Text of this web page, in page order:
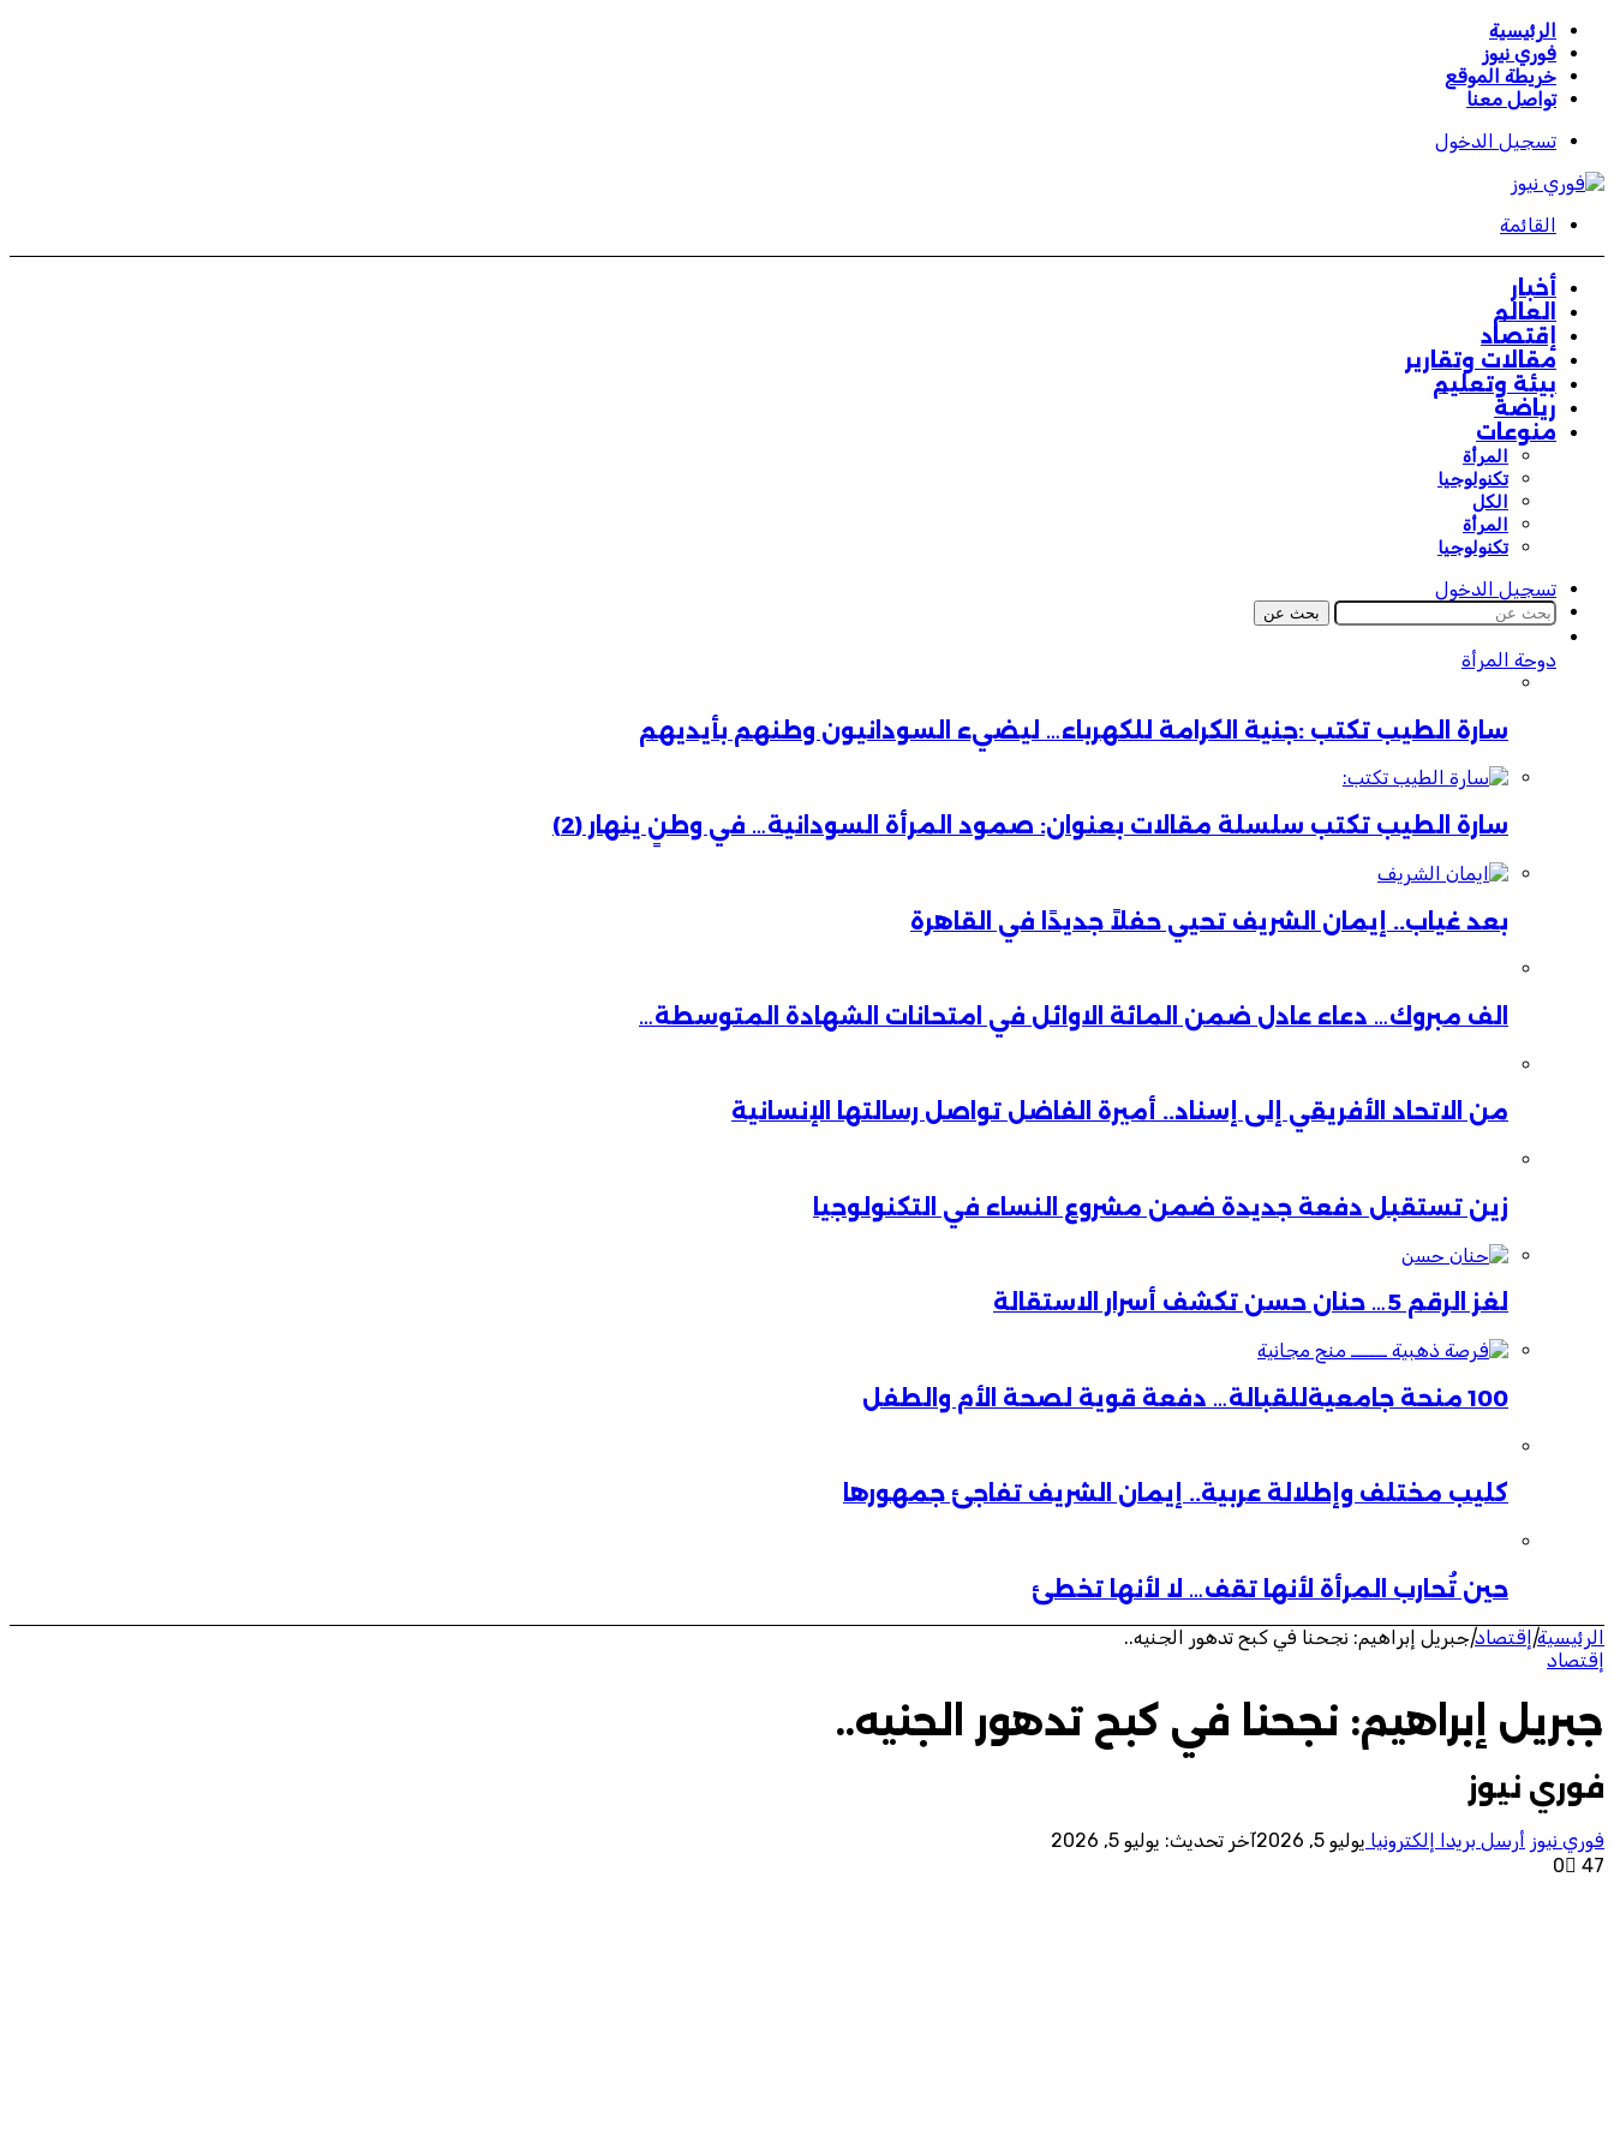
الرئيسية
فوري نيوز
خريطة الموقع
تواصل معنا
تسجيل الدخول
القائمة
أخبار
العالم
إقتصاد
مقالات وتقارير
بيئة وتعليم
رياضة
منوعات
المرأة
تكنولوجيا
الكل
المرأة
تكنولوجيا
تسجيل الدخول
بحث عن
دوحة المرأة
سارة الطيب تكتب :جنية الكرامة للكهرباء… ليضيء السودانيون وطنهم بأيديهم
سارة الطيب تكتب سلسلة مقالات بعنوان: صمود المرأة السودانية… في وطنٍ ينهار (2)
بعد غياب.. إيمان الشريف تحيي حفلاً جديدًا في القاهرة
الف مبروك… دعاء عادل ضمن المائة الاوائل في امتحانات الشهادة المتوسطة…
من الاتحاد الأفريقي إلى إسناد.. أميرة الفاضل تواصل رسالتها الإنسانية
زين تستقبل دفعة جديدة ضمن مشروع النساء في التكنولوجيا
لغز الرقم 5… حنان حسن تكشف أسرار الاستقالة
100 منحة جامعيةللقبالة… دفعة قوية لصحة الأم والطفل
كليب مختلف وإطلالة عربية.. إيمان الشريف تفاجئ جمهورها
حين تُحارب المرأة لأنها تقف… لا لأنها تخطئ
الرئيسية| إقتصاد|جبريل إبراهيم: نجحنا في كبح تدهور الجنيه..
إقتصاد
جبريل إبراهيم: نجحنا في كبح تدهور الجنيه..
فوري نيوز
فوري نيوز أرسل بريدا إلكترونيا يوليو 5, 2026
آخر تحديث: يوليو 5, 2026
0
47